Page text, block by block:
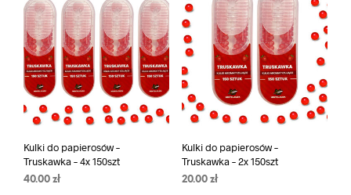
Kulki do papierosów –
Truskawka – 4x 150szt
40.00 zł
Kulki do papierosów –
Truskawka – 2x 150szt
20.00 zł